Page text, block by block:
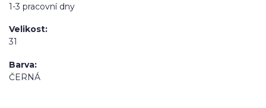
1-3 pracovní dny
Velikost
31
Barva
ČERNÁ